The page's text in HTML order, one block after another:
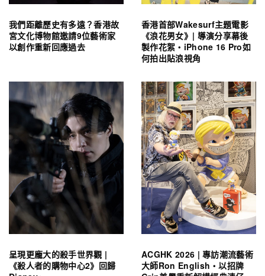
我們距離歷史有多遠？香港故
宮文化博物館邀請9位藝術家
以創作重新回應過去
香港首部Wakesurf主題電影
《浪花男女》| 導演分享幕後
製作花絮・iPhone 16 Pro如
何拍出貼浪視角
呈現更龐大的殺手世界觀 |
《殺人者的購物中心2》回歸
ACGHK 2026 | 專訪潮流藝術
大師Ron English・以招牌